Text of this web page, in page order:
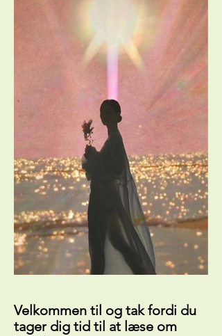
Velkommen til og tak fordi du
tager dig tid til at læse om